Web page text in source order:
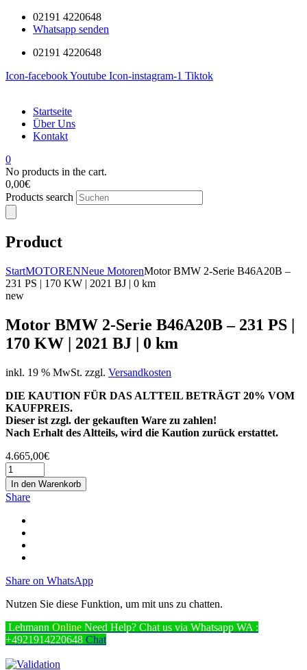
02191 4220648
Whatsapp senden
02191 4220648
Icon-facebookYoutube Icon-instagram-1 Tiktok
Startseite
Über Uns
Kontakt
0
No products in the cart.
0,00€
Products search
Product
StartMOTORENNeue MotorenMotor BMW 2-Serie B46A20B –
231 PS | 170 KW | 2021 BJ | 0 km
new
Motor BMW 2-Serie B46A20B – 231 PS |
170 KW | 2021 BJ | 0 km
inkl. 19 % MwSt. zzgl. Versandkosten
DIE KAUTION FÜR DAS ALTTEIL BETRÄGT 20% VOM
KAUFPREIS.
Dieser ist zzgl. der gekauften Ware zu zahlen!
Nach Erhalt des Altteils, wird die Kaution zurück erstattet.
4.665,00€
In den Warenkorb
Share
Share on WhatsApp
Nutzen Sie diese Funktion, um mit uns zu chatten.
Lehmann Online Need Help? Chat us via Whatsapp WA :
+4921914220648 Chat